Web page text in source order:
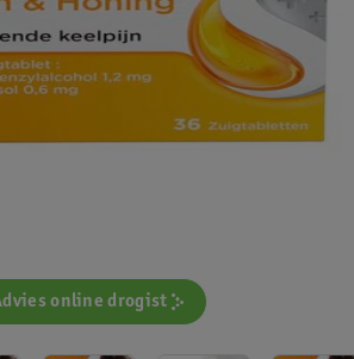
online drogist